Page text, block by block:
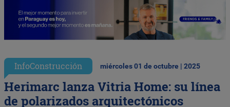
InfoConstrucción miércoles 01 de octubre | 2025
Herimarc lanza Vitria Home: su línea
de polarizados arquitectónicos